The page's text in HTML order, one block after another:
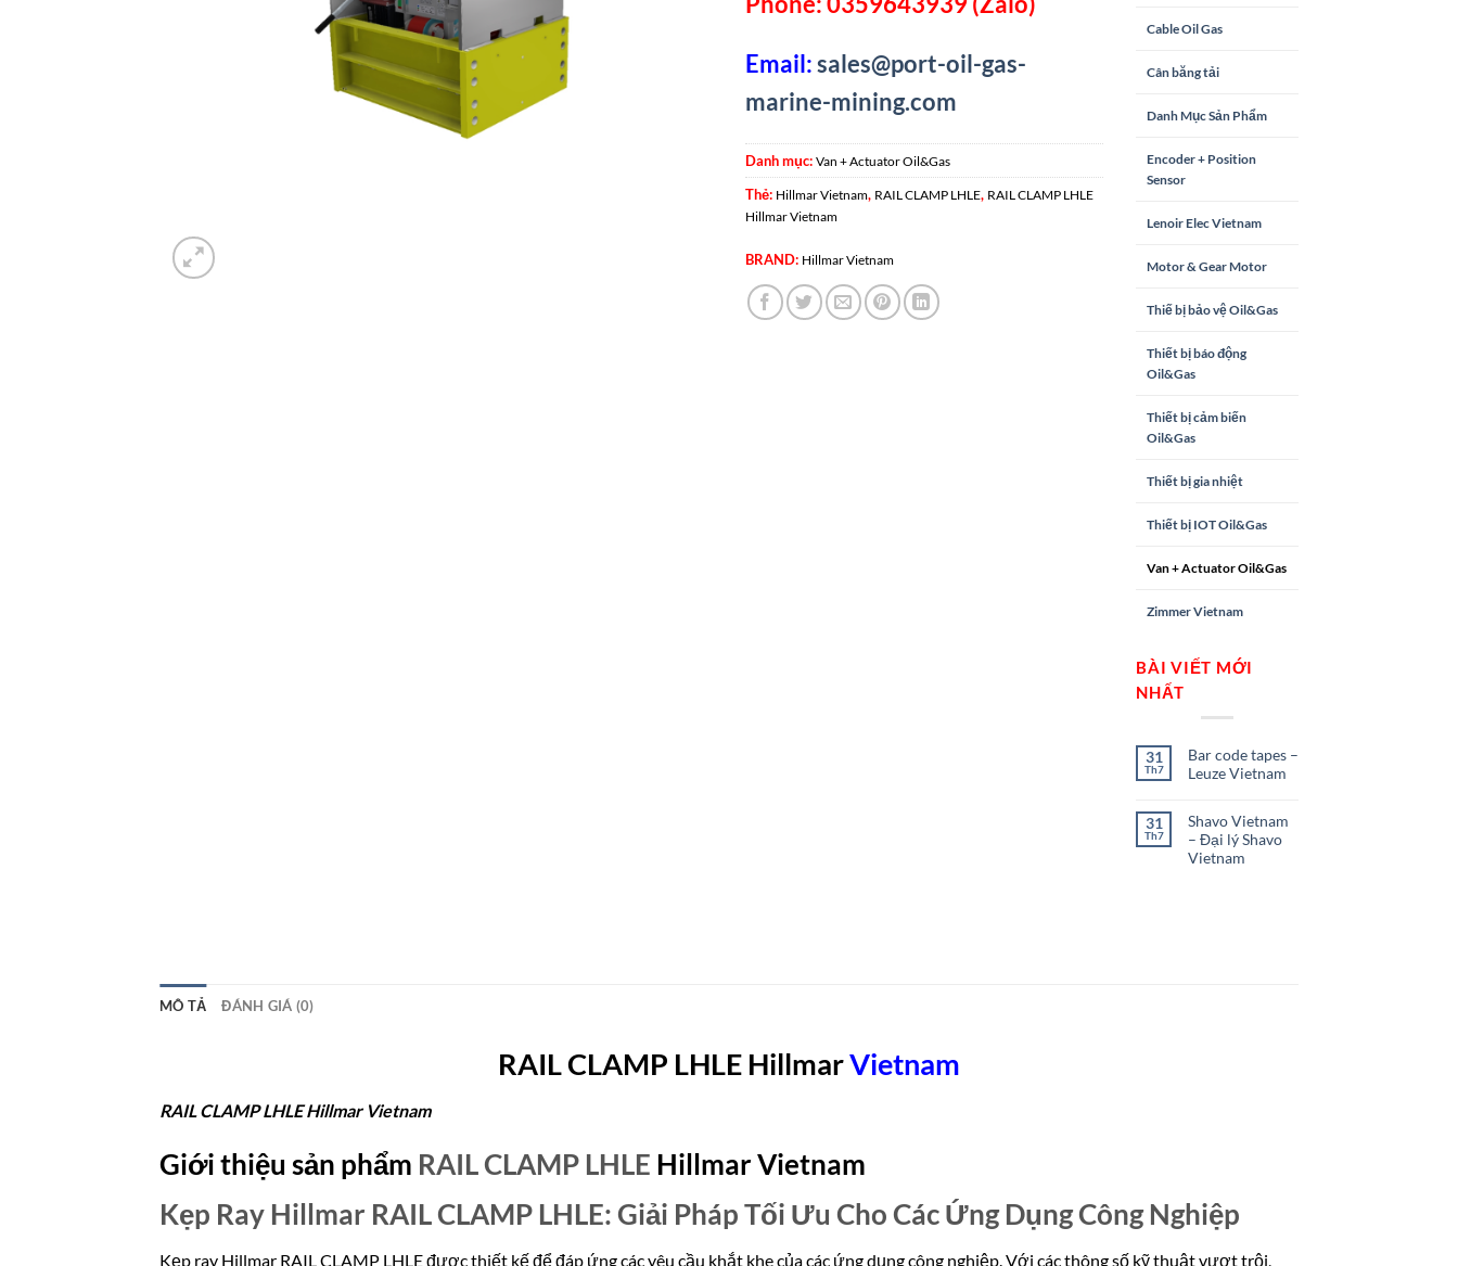
Email:sales@port-oil-gas-
marine-mining.com
Danh mục: Van + Actuator Oil&Gas
Thẻ: Hillmar Vietnam, RAIL CLAMP LHLE, RAIL CLAMP LHLE
Hillmar Vietnam
BRAND: Hillmar Vietnam
Cable Oil Gas
Cân băng tải
Danh Mục Sản Phẩm
Encoder + Position
Sensor
Lenoir Elec Vietnam
Motor & Gear Motor
Thiế bị bảo vệ Oil&Gas
Thiết bị báo động
Oil&Gas
Thiết bị cảm biến
Oil&Gas
Thiết bị gia nhiệt
Thiết bị IOT Oil&Gas
Van + Actuator Oil&Gas
Zimmer Vietnam
BÀI VIẾT MỚI
NHẤT
31
Th7
Bar code tapes –
Leuze Vietnam
31
Th7
Shavo Vietnam
– Đại lý Shavo
Vietnam
MÔ TẢ ĐÁNH GIÁ (0)
RAIL CLAMP LHLE HillmarVietnam
RAIL CLAMP LHLE Hillmar Vietnam
Giới thiệu sản phẩm RAIL CLAMP LHLE HillmarVietnam
Kẹp Ray Hillmar RAIL CLAMP LHLE: Giải Pháp Tối Ưu Cho Các Ứng Dụng Công Nghiệp
Kẹp ray Hillmar RAIL CLAMP LHLE được thiết kế để đáp ứng các yêu cầu khắt khe của các ứng dụng công nghiệp. Với các thông số kỹ thuật vượt trội,